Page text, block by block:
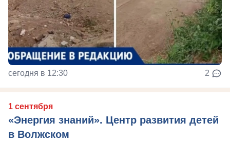
сегодня в 12:30 2
1 сентября
«Энергия знаний». Центр развития детей
в Волжском